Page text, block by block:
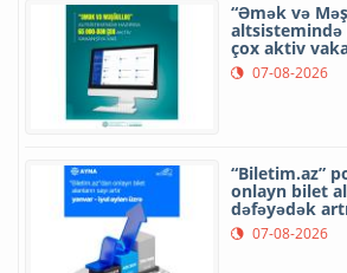
“Əmək və
altsistemində
çox aktiv
07-08-2026
“Biletim.az”
onlayn bilet
dəfəyədək
07-08-2026